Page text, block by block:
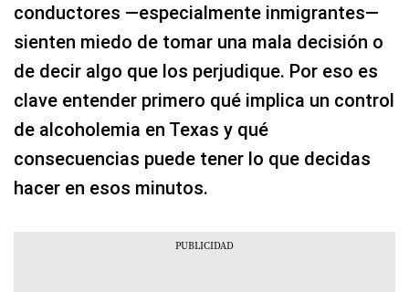
conductores —especialmente inmigrantes—
sienten miedo de tomar una mala decisión o
de decir algo que los perjudique. Por eso es
clave entender primero qué implica un control
de alcoholemia en Texas y qué
consecuencias puede tener lo que decidas
hacer en esos minutos.